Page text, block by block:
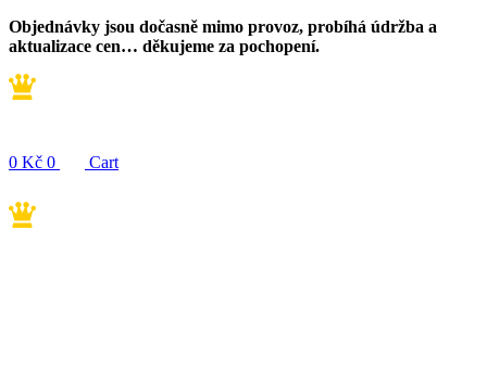
Přejít
k
Objednávky jsou dočasně mimo provoz, probíhá údržba a
aktualizace cen… děkujeme za pochopení.
0 Kč 0 Cart